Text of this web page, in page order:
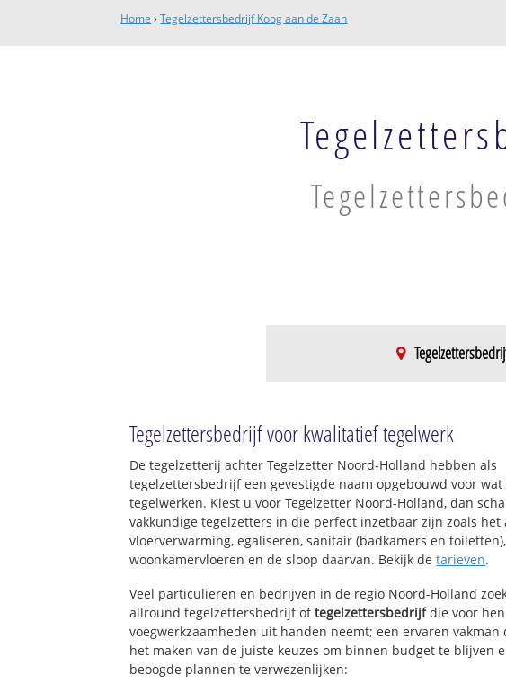
Home ›Tegelzettersbedrijf Koog aan de Zaan
Tegelzettersbedrijf voor kwalitatief tegelwerk
De tegelzetterij achter Tegelzetter Noord-Holland hebben als
tegelzettersbedrijf een gevestigde naam opgebouwd voor
tegelwerken. Kiest u voor Tegelzetter Noord-Holland, dan
vakkundige tegelzetters in die perfect inzetbaar zijn zoals het
vloerverwarming, egaliseren, sanitair (badkamers en toiletten),
woonkamervloeren en de sloop daarvan. Bekijk detarieven.
Veel particulieren en bedrijven in de regio Noord-Holland
allround tegelzettersbedrijf oftegelzettersbedrijfdie voor
voegwerkzaamheden uit handen neemt; een ervaren
het maken van de juiste keuzes om binnen budget te blijven
beoogde plannen te verwezenlijken: